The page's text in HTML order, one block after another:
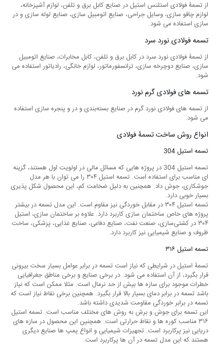
از تسمۀ فولادی استلنس استیل در صنایع کابل برق و تلفن، لوازم آشپزخانه،
لوازم چاقو سازی، وسایل جراحی، صنایع اتومبیل سازی، صنایع لوله سازی و در
سازی استفاده می‌ شود.
تسمه فولادی نورد سرد
از تسمۀ فولادی نورد سرد در کابل برق و تلفن، کابل مخابرات، صنایع اتومبیل
سازی، صنایع دوچرخه سازی، ترانسفورماتور، لوازم خانگی، رادیاتور استفاده می
‌شود.
تسمه های فولادی گرم نورد
از تسمه‌ های فولادی نورد گرم در صنایع بسته‌بندی و در و پنجره سازی استفاده
می‌ شود.
انواع روش ساخت تسمۀ فولادی
تسمه استیل 304
تسمه استیل 304 در پروژه ‌هایی که مسائل مالی در اولویت اول هستند، گزینه
‌‌ای مناسب برای استفاده است. تسمه استیل ۳۰۴ را می ‌توان با هر مدل
جوشکاری، جوش داد. همچنین به دلیل ضخامت کم، این محصول شکل‌ پذیری
بسیار خوبی دارد.
تسمه استیل ۳۰۴ در مقابل خوردگی نیز مقاوم است. این مدل تسمه در بیشتر
پروژه ‌های خاص ساختمان ‌سازی کاربرد دارد. علاوه بر ساختمان ‌سازی، استیل
۳۰۴ در کشتی‌سازی، صنعت نفت، صنایع دفاعی، صنایع غذایی، پزشکی، ساخت
ظروف و صنایع شیمیایی نیز کاربرد دارد.
تسمه استیل ۳۱۶
تسمۀ استیل در شرایطی که نیاز است تسمه در برابر عوامل بسیار سخت بیرونی
قرار بگیرد، از آن استفاده می‌ شود. در برخی صنایع و برخی مناطق جغرافیایی
خطرات موجود برای سازه ‌ها بیش از حد نرمال است. مثلا ممکن است که نیاز
باشد تسمه در برابر دمای بسیار بالا قرار بگیرد. همچنین برخی نقاط نیاز است که
تسمه در برابر خوردگی مقاومت شدیدی داشته باشد.
این تسمه برای جوش و برش به روش ‌های مختلف مناسب است. تسمه استیل
۳۱۶ مناسب کوره ‌ها و نقاط حرارتی است. همچنین این محصول در سازه ‌های
دریایی نیز پرکاربرد است. تجهیزات شیمیایی و انواع پمپ ‌ها صنایع دیگری
هستند که این مدل تسمه در آن ‌ها پرکاربرد است.